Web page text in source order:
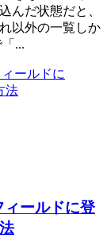
んだ状態だと、
以外の一覧しか
...
ィールドに登